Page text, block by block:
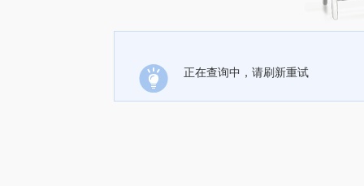
正在查询中，请刷新重试